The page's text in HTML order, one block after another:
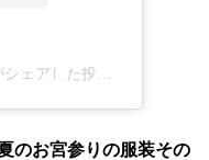
のお宮参りの服装その